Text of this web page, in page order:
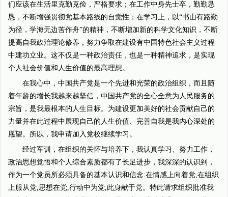
们应该在生活里克勤克俭，严格要求；在工作中身先士卒，勤勤恳
恳，不断增强贯彻党基本路线的自觉性；在学习上，以“书山有路勤
为径，学海无边苦作舟”的精神，不断增加新的科学文化知识，不断
提高自我政治理论修养，努力争取在建设有中国特色社会主义过程
中建功立业。这不仅是一种政治责任，也是一种精神追求，是实现
个人社会价值和人生价值的最高理想。
在我心中，中国共产党是一个先进和光荣的政治组织，而且随
着年龄的增长我越来越坚信，中国共产党的全心全意为人民服务的
宗旨，是我最根本的人生目标。为建设更加美好的社会贡献自己的
力量并在此过程中展现自己的人生价值、完善自我是我内心深处的
愿望。所以，我申请加入党校继续学习。
经过军训，在组织的关怀与培养下，我认真学习、努力工作，
政治思想觉悟和个人综合素质都有了长足进步，我深深的认识到，
作为一个党员所必须具备的基本认识和信念:在情感上向着党,在组织
上服从党,思想在党,行动中为党,此身献于党。特此请求组织批准我